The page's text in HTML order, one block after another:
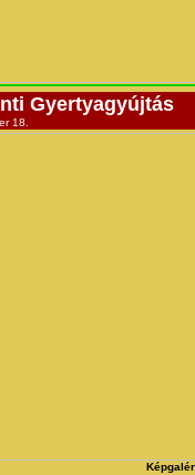
Gyertyagyújtás
18.